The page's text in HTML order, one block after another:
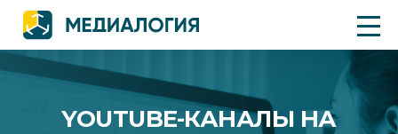
YOUTUBE-КАНАЛЫ НА